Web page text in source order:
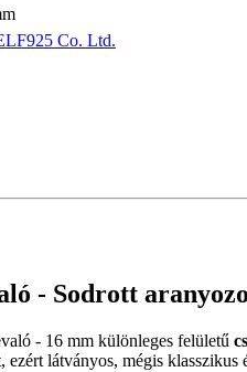
Co. Ltd.
- Sodrott
- 16 mm különleges felületű
ezért látványos, mégis klasszikus